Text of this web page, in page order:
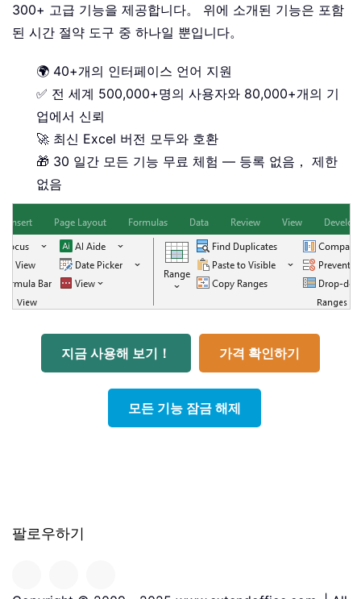
300+ 고급 기능을 제공합니다。 위에 소개된 기능은 포함
된 시간 절약 도구 중 하나일 뿐입니다。
🌍 40+개의 인터페이스 언어 지원
✅ 전 세계 500,000+명의 사용자와 80,000+개의 기
업에서 신뢰
🚀 최신 Excel 버전 모두와 호환
🎁 30 일간 모든 기능 무료 체험 — 등록 없음， 제한
없음
지금 사용해 보기！ 가격 확인하기
모든 기능 잠금 해제
팔로우하기